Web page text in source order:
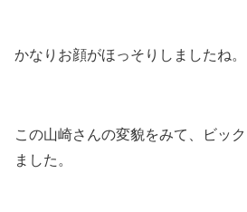
かなりお顔がほっそりしましたね。
この山崎さんの変貌をみて、ビッ
ました。